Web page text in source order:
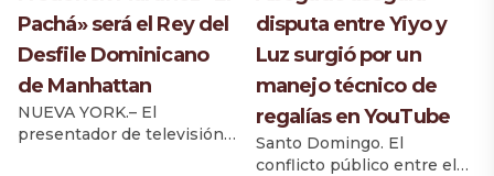
Pachá» será el Rey del
Desfile Dominicano
de Manhattan
NUEVA YORK.– El
presentador de televisión y
disputa entre Yiyo y
Luz surgió por un
manejo técnico de
regalías en YouTube
Santo Domingo. El
conflicto público entre el